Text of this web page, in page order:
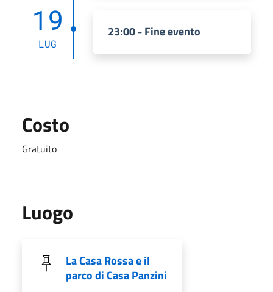
19
LUG
23:00 - Fine evento
Costo
Gratuito
Luogo
La Casa Rossa e il
parco di Casa Panzini